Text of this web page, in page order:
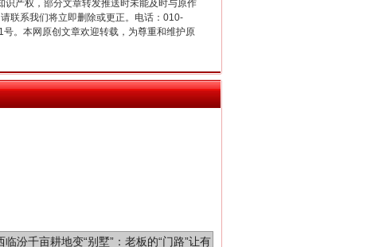
产权，部分文章转发推送时未能及时与原作
联系我们将立即删除或更正。电话：010-
。本网原创文章欢迎转载，为尊重和维护原